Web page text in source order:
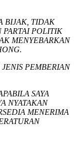
BIJAK, TIDAK
POLITIK
MENYEBARKAN
PEMBERIAN
SAYA
NYATAKAN
MENERIMA